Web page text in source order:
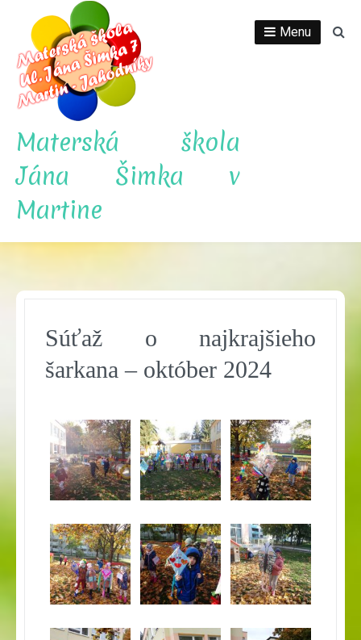
content
Materská škola
Jána Šimka v
Martine
Menu
Súťaž o najkrajšieho
šarkana – október 2024